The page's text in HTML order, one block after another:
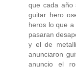
que cada año
guitar hero
heros lo que
pasaran
y el de
anunciaron
anuncio el